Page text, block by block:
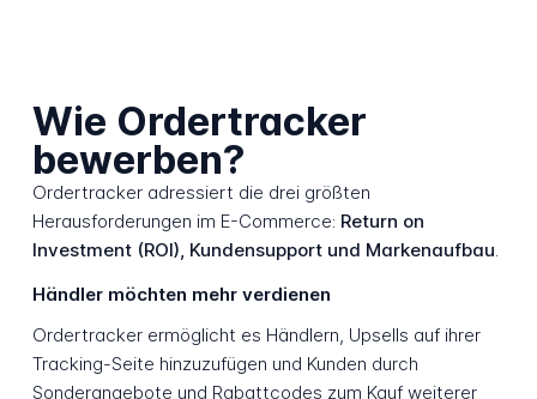
Wie Ordertracker
bewerben?
Ordertracker adressiert die drei größten
Herausforderungen im E-Commerce: Return on
Investment (ROI), Kundensupport und Markenaufbau.
Händler möchten mehr verdienen
Ordertracker ermöglicht es Händlern, Upsells auf ihrer
Tracking-Seite hinzuzufügen und Kunden durch
Sonderangebote und Rabattcodes zum Kauf weiterer